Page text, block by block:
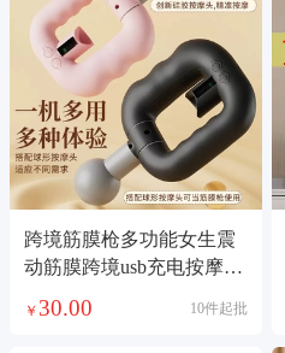
跨境筋膜枪多功能女生震
动筋膜跨境usb充电按摩枪
￥ 30.00 10件起批